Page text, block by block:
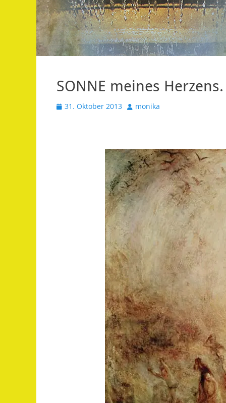
SONNE meines
Veröffentlicht
31. Oktober 2013 Autormonika